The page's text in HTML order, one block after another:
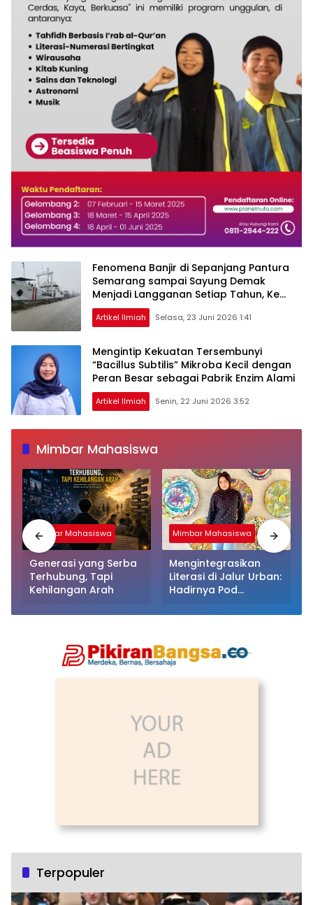
Fenomena Banjir di Sepanjang Pantura
Semarang sampai Sayung Demak
Menjadi Langganan Setiap Tahun, Ke
Manakah Pemerintah Provinsi?
Artikel Ilmiah Selasa, 23 Juni 2026 1:41
Mengintip Kekuatan Tersembunyi
“Bacillus Subtilis” Mikroba Kecil dengan
Peran Besar sebagai Pabrik Enzim Alami
Artikel Ilmiah Senin, 22 Juni 2026 3:52
Mimbar Mahasiswa
Mimbar Mahasiswa
Generasi yang Serba
Terhubung, Tapi
Kehilangan Arah
Mimbar Mahasiswa
Mengintegrasikan
Literasi di Jalur Urban:
Hadirnya Pod
Mandiri dan EV-Library
Terpopuler